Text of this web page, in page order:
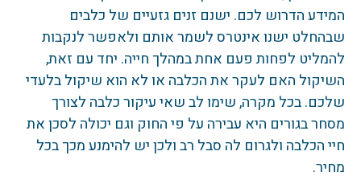
המידע הדרוש לכם. ישנם זנים גזעיים של כלבים
שבהחלט ישנו אינטרס לשמר אותם ולאפשר לנקבות
להמליט לפחות פעם אחת במהלך חייה. יחד עם זאת,
השיקול האם לעקר את הכלבה או לא הוא שיקול בלעדי
שלכם. בכל מקרה, שימו לב שאי עיקור כלבה לצורך
מסחר בגורים היא עבירה על פי החוק וגם יכולה לסכן את
חיי הכלבה ולגרום לה סבל רב ולכן יש להימנע מכך בכל
מחיר.